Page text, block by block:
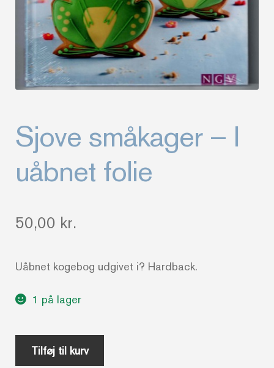
Sjove småkager – I
uåbnet folie
50,00 kr.
Uåbnet kogebog udgivet i? Hardback.
1 på lager
Sjove
småkager
Tilføj til kurv